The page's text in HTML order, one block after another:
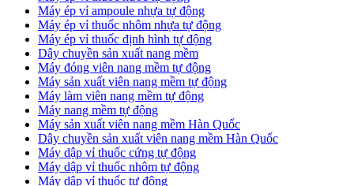
​Máy ép vỉ ampoule nhựa tự động
Máy ép vỉ thuốc nhôm nhựa tự động
​Máy ép vỉ thuốc định hình tự động
​Dây chuyền sản xuất nang mềm
Máy đóng viên nang mềm tự động
​Máy sản xuất viên nang mềm tự động
Máy làm viên nang mềm tự động
Máy nang mềm tự động
​Máy sản xuất viên nang mềm Hàn Quốc
​Dây chuyền sản xuất viên nang mềm Hàn Quốc
Máy dập vỉ thuốc cứng tự động
Máy dập vỉ thuốc nhôm tự động
Máy dập vỉ thuốc tự động​